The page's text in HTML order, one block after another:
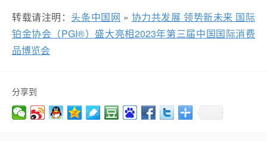
转载请注明： 头条中国网 » 协力共发展 领势新未来 国际
铂金协会（PGI®）盛大亮相2023年第三届中国国际消费
品博览会
分享到